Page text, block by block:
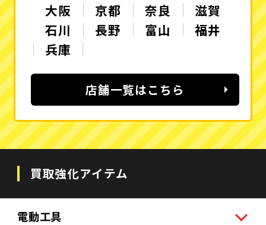
大阪
京都 奈良
滋賀
石川
長野 富山
福井
兵庫
店舗一覧はこちら
買取強化アイテム
電動工具